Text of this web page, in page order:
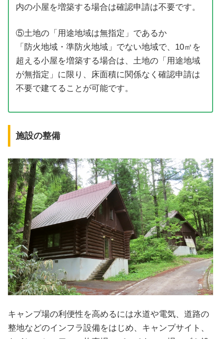
内の小屋を増築する場合は確認申請は不要です。
⑤土地の「用途地域は無指定」であるか
「防火地域・準防火地域」でない地域で、10㎡を
超える小屋を増築する場合は、土地の「用途地域
が無指定」に限り、床面積に関係なく確認申請は
不要で建てることが可能です。
施設の整備
キャンプ場の利便性を高めるには水道や電気、道路の
整地などのインフラ設備をはじめ、キャンプサイト、